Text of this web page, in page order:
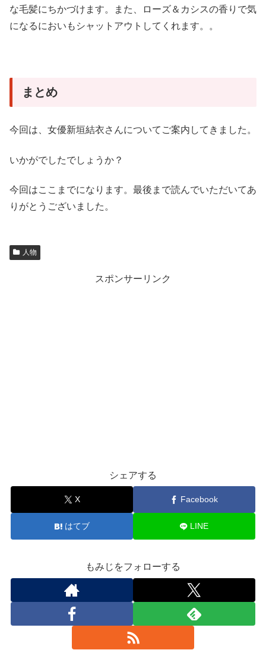
な毛髪にちかづけます。また、ローズ＆カシスの香りで気
になるにおいもシャットアウトしてくれます。。
まとめ
今回は、女優新垣結衣さんについてご案内してきました。
いかがでしたでしょうか？
今回はここまでになります。最後まで読んでいただいてあ
りがとうございました。
人物
スポンサーリンク
シェアする
X Facebook
はてブ LINE
もみじをフォローする